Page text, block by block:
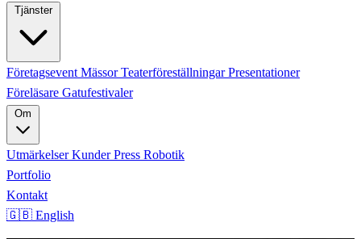
Tjänster
Företagsevent MässorTeaterföreställningarPresentationer
Föreläsare Gatufestivaler
UtmärkelserKunderPress Robotik
Portfolio
Kontakt
🇬🇧 English